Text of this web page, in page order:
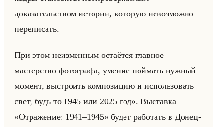
доказательством истории, которую невозможно
переписать.
При этом неизменным остаётся главное —
мастерство фотографа, умение поймать нужный
момент, выстроить композицию и использовать
свет, будь то 1945 или 2025 год». Вы­став­ка
«Отражение: 1941–1945» будет ра­бо­тать в До­нец­